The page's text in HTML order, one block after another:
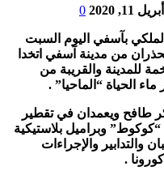
أبريل 11, 2020 0
بآسفي اليوم السبت
ينحذران من مدينة آسفي اتخدا
للمدينة والقريبة من
الحياة “الماحيا” .
طافح ويعمدان في تقطير
وبراميل بلاستيكية
والإجراءات
.